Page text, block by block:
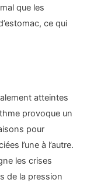
que les
ce qui
atteintes
provoque un
pour
l’une à l’autre.
les crises
de la pression